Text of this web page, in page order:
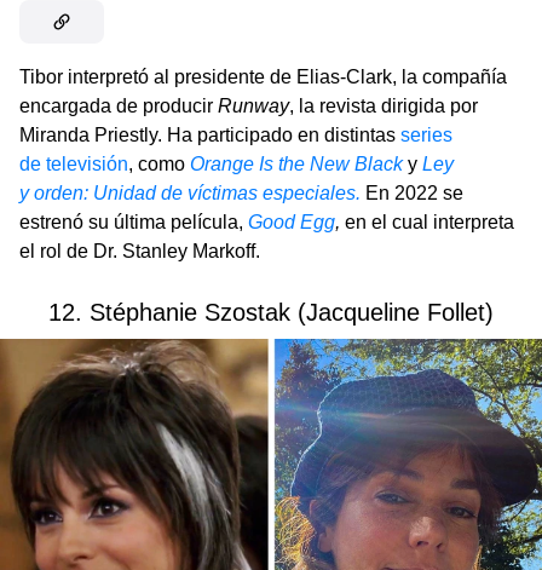
Tibor interpretó al presidente de Elias-Clark, la compañía
encargada de producir Runway, la revista dirigida por
Miranda Priestly. Ha participado en distintas series
de televisión, como Orange Is the New Blacky Ley
y orden: Unidad de víctimas especiales. En 2022 se
estrenó su última película, Good Egg, en el cual interpreta
el rol de Dr. Stanley Markoff.
12. Stéphanie Szostak (Jacqueline Follet)